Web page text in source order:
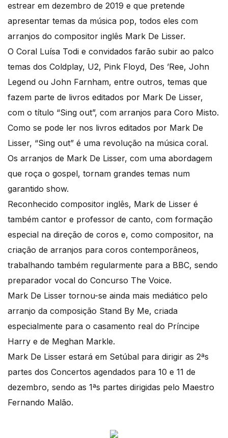
estrear em dezembro de 2019 e que pretende
apresentar temas da música pop, todos eles com
arranjos do compositor inglês Mark De Lisser.
O Coral Luísa Todi e convidados farão subir ao palco
temas dos Coldplay, U2, Pink Floyd, Des ’Ree, John
Legend ou John Farnham, entre outros, temas que
fazem parte de livros editados por Mark De Lisser,
com o título “Sing out”, com arranjos para Coro Misto.
Como se pode ler nos livros editados por Mark De
Lisser, “Sing out” é uma revolução na música coral.
Os arranjos de Mark De Lisser, com uma abordagem
que roça o gospel, tornam grandes temas num
garantido show.
Reconhecido compositor inglês, Mark de Lisser é
também cantor e professor de canto, com formação
especial na direção de coros e, como compositor, na
criação de arranjos para coros contemporâneos,
trabalhando também regularmente para a BBC, sendo
preparador vocal do Concurso The Voice.
Mark De Lisser tornou-se ainda mais mediático pelo
arranjo da composição Stand By Me, criada
especialmente para o casamento real do Príncipe
Harry e de Meghan Markle.
Mark De Lisser estará em Setúbal para dirigir as 2ªs
partes dos Concertos agendados para 10 e 11 de
dezembro, sendo as 1ªs partes dirigidas pelo Maestro
Fernando Malão.